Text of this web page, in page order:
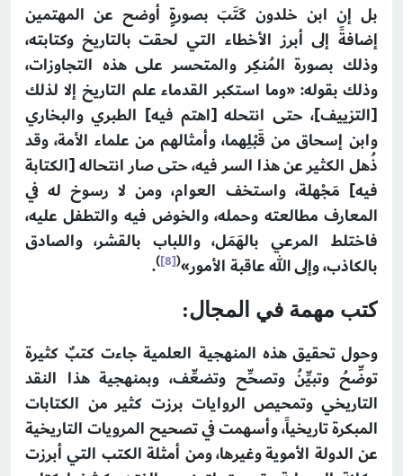
بل إن ابن خلدون كَتَبَ بصورةٍ أوضح عن المهتمين
إضافةً إلى أبرز الأخطاء التي لحقت بالتاريخ وكتابته،
وذلك بصورة المُنكِر والمتحسر على هذه التجاوزات،
وذلك بقوله: «وما استكبر القدماء علم التاريخ إلا لذلك
[التزييف]، حتى انتحله [اهتم فيه] الطبري والبخاري
وابن إسحاق من قَبْلِهما، وأمثالهم من علماء الأمة، وقد
ذُهل الكثير عن هذا السر فيه، حتى صار انتحاله [الكتابة
فيه] مَجْهلة، واستخف العوام، ومن لا رسوخ له في
المعارف مطالعته وحمله، والخوض فيه والتطفل عليه،
فاختلط المرعي بالهَمَل، واللباب بالقشر، والصادق
بالكاذب، وإلى الله عاقبة الأمور»(
[8]
)
.
كتب مهمة في المجال:
وحول تحقيق هذه المنهجية العلمية جاءت كتبٌ كثيرة
توضِّحُ وتبيِّنُ وتصحِّح وتضعِّف، وبمنهجية هذا النقد
التاريخي وتمحيص الروايات برزت كثير من الكتابات
المبكرة تاريخياً، وأسهمت في تصحيح المرويات التاريخية
عن الدولة الأموية وغيرها، ومن أمثلة الكتب التي أبرزت